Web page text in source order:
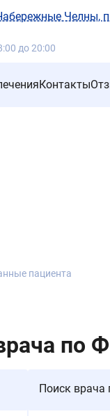
Челны,
до 20:00
Контакты
пациента
по
Поиск